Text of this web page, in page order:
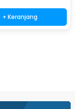
+ Keranjang